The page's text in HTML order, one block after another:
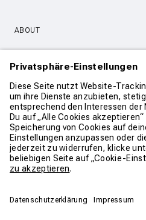
ABOUT
SERVICE & SUPPORT
KONTAKT